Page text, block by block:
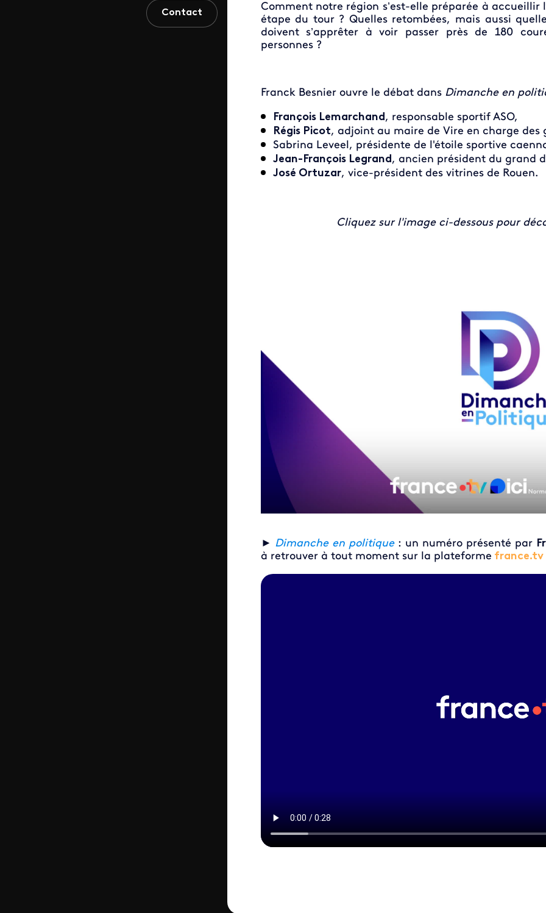
Contact
Comment notre région s’est-elle préparée à
étape du tour ? Quelles retombées, mais aussi
doivent s’apprêter à voir passer près de 180
personnes ?
Franck Besnier ouvre le débat dans Dimanche en
François Lemarchand, responsable sportif ASO,
Régis Picot, adjoint au maire de Vire en charge des
Sabrina Leveel, présidente de l'étoile sportive
Jean-François Legrand, ancien président du grand
José Ortuzar, vice-président des vitrines de Rouen.
Cliquez sur l'image ci-dessous pour
► Dimanche en politique : un numéro présenté par
à retrouver à tout moment sur la plateforme france.tv
Video file